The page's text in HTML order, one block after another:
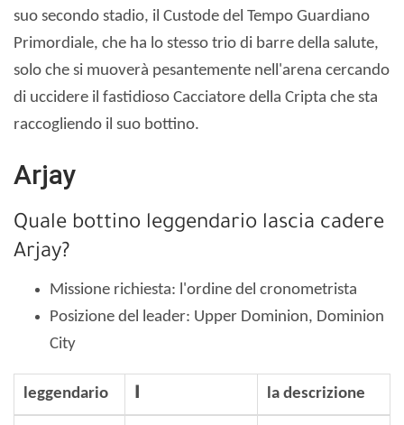
suo secondo stadio, il Custode del Tempo Guardiano
Primordiale, che ha lo stesso trio di barre della salute,
solo che si muoverà pesantemente nell'arena cercando
di uccidere il fastidioso Cacciatore della Cripta che sta
raccogliendo il suo bottino.
Arjay
Quale bottino leggendario lascia cadere
Arjay?
Missione richiesta: l'ordine del cronometrista
Posizione del leader: Upper Dominion, Dominion
City
leggendario ا la descrizione